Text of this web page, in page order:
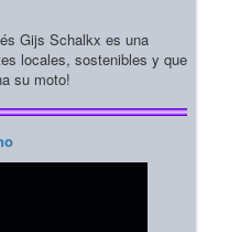
Gijs Schalkx es una
locales, sostenibles y que
su moto!